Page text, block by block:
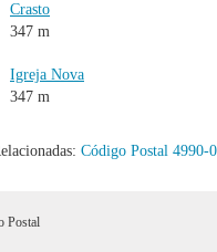
Crasto
347 m
Igreja Nova
347 m
Código Postal 4990-
Postal